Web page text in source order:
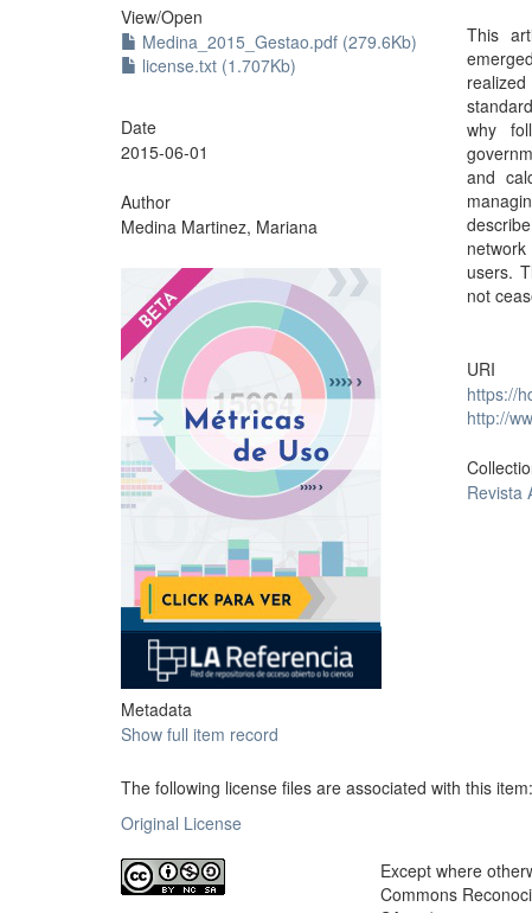
View/Open
Medina_2015_Gestao.pdf (279.6Kb)
license.txt (1.707Kb)
Date
2015-06-01
Author
Medina Martinez, Mariana
?
Metadata
Show full item record
This
why
and
users.
not
URI
https://
http://
Revista
The following license files are associated with this item:
Original License
Except where
Commons